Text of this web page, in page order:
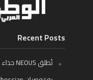
Recent Posts
تُطلق NEOUS حذاء BERENICES الرياضي